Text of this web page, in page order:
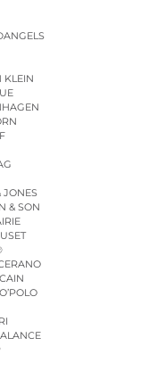
KLEIN
JONES
& SON